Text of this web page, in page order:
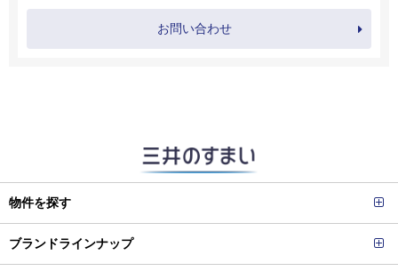
お問い合わせ
物件を探す
ブランドラインナップ